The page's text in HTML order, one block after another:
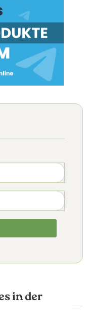
in der